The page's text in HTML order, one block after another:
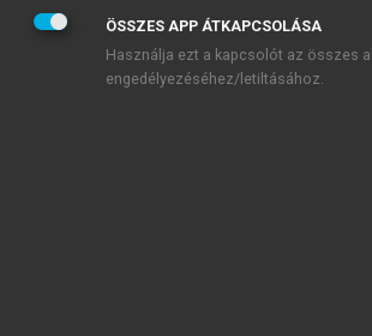
ÖSSZES APP ÁTKAPCSOLÁSA
Használja ezt a kapcsolót az összes
engedélyezéséhez/letiltásához.